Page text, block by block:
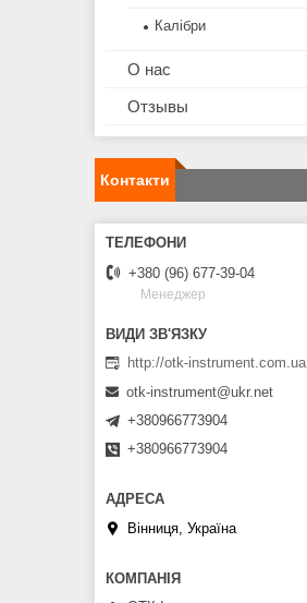
Калібри
О нас
Отзывы
Контакти
+380 (96) 677-39-04
Менеджер
http://otk-instrument.com.ua
otk-instrument@ukr.net
+380966773904
+380966773904
Вінниця, Україна